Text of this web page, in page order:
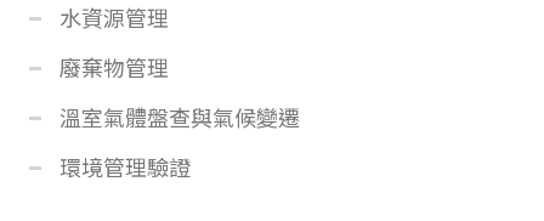
水資源管理
廢棄物管理
溫室氣體盤查與氣候變遷
環境管理驗證